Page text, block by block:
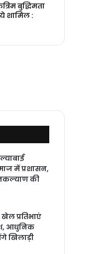
बुद्धिमता
शामिल :
में प्रशासन,
की
प्रतिभाएं
आधुनिक
खिलाड़ी